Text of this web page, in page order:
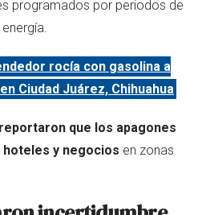
programados por periodos de
rocía con gasolina a
Ciudad Juárez, Chihuahua
que los apagones
y negocios en zonas